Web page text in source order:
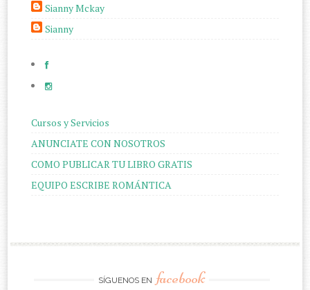
Sianny Mckay
Sianny
Cursos y Servicios
ANUNCIATE CON NOSOTROS
COMO PUBLICAR TU LIBRO GRATIS
EQUIPO ESCRIBE ROMÁNTICA
SÍGUENOS EN facebook